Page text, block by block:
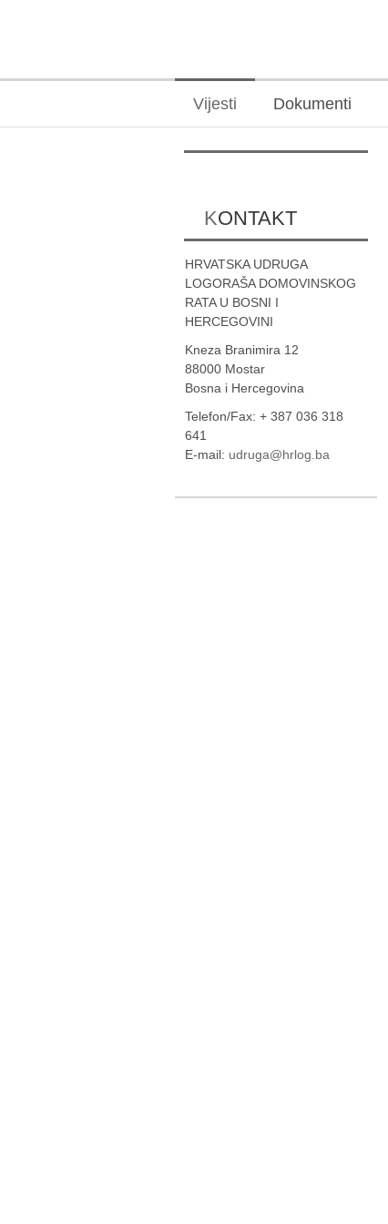
Vijesti Dokumenti
KONTAKT
HRVATSKA UDRUGA
LOGORAŠA DOMOVINSKOG
RATA U BOSNI I
HERCEGOVINI
Kneza Branimira 12
88000 Mostar
Bosna i Hercegovina
Telefon/Fax: + 387 036 318
641
E-mail: udruga@hrlog.ba